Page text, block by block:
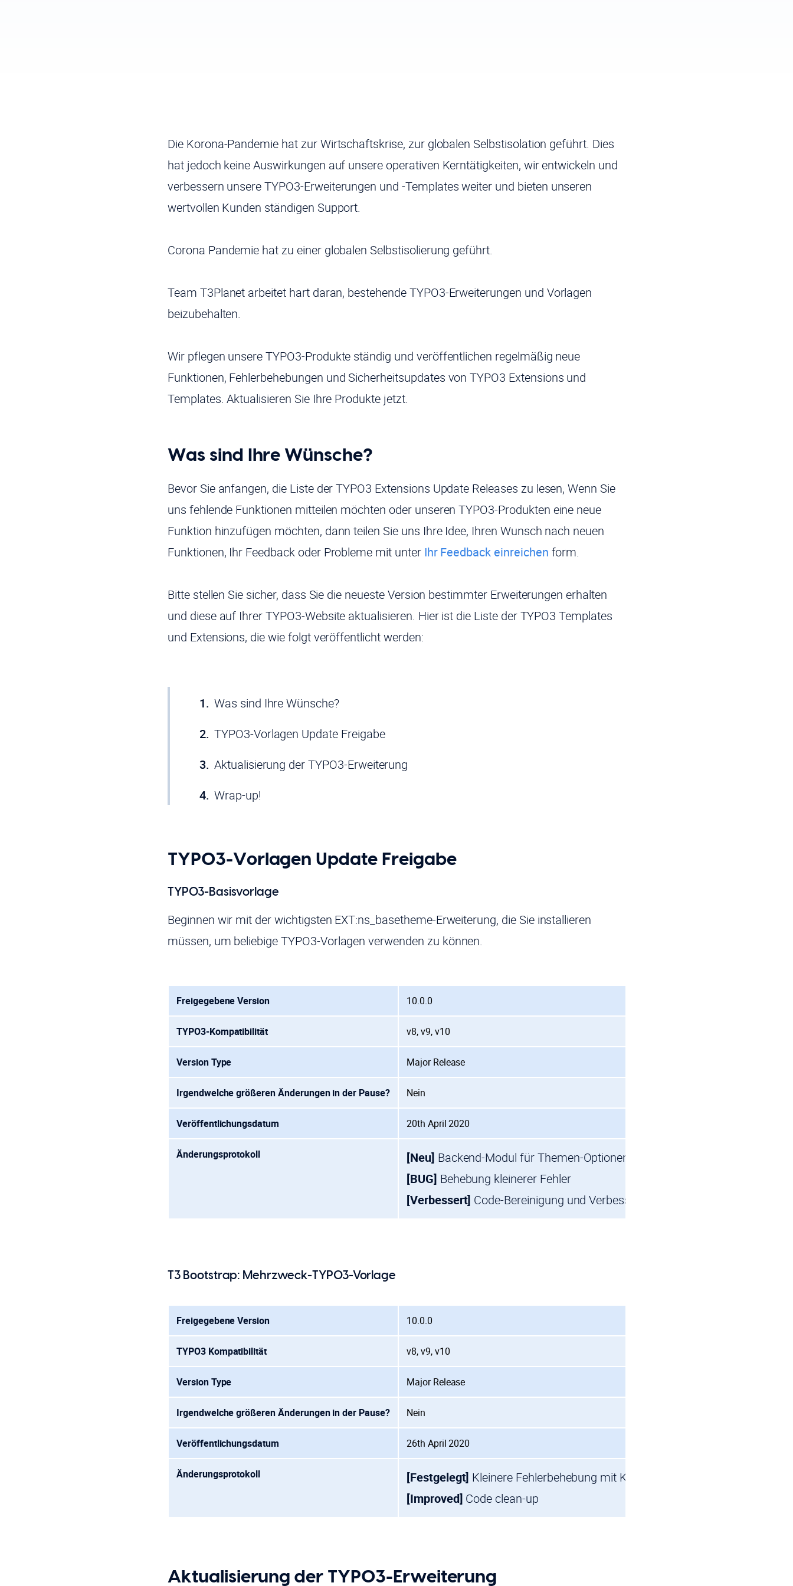
Die Korona-Pandemie hat zur Wirtschaftskrise, zur globalen Selbstisolation geführt. Dies
hat jedoch keine Auswirkungen auf unsere operativen Kerntätigkeiten, wir entwickeln und
verbessern unsere TYPO3-Erweiterungen und -Templates weiter und bieten unseren
wertvollen Kunden ständigen Support.
Corona Pandemie hat zu einer globalen Selbstisolierung geführt.
Team T3Planet arbeitet hart daran, bestehende TYPO3-Erweiterungen und Vorlagen
beizubehalten.
Wir pflegen unsere TYPO3-Produkte ständig und veröffentlichen regelmäßig neue
Funktionen, Fehlerbehebungen und Sicherheitsupdates von TYPO3 Extensions und
Templates. Aktualisieren Sie Ihre Produkte jetzt.
Was sind Ihre Wünsche?
Bevor Sie anfangen, die Liste der TYPO3 Extensions Update Releases zu lesen, Wenn Sie
uns fehlende Funktionen mitteilen möchten oder unseren TYPO3-Produkten eine neue
Funktion hinzufügen möchten, dann teilen Sie uns Ihre Idee, Ihren Wunsch nach neuen
Funktionen, Ihr Feedback oder Probleme mit unter Ihr Feedback einreichen form.
Bitte stellen Sie sicher, dass Sie die neueste Version bestimmter Erweiterungen erhalten
und diese auf Ihrer TYPO3-Website aktualisieren. Hier ist die Liste der TYPO3 Templates
und Extensions, die wie folgt veröffentlicht werden:
Was sind Ihre Wünsche?
TYPO3-Vorlagen Update Freigabe
Aktualisierung der TYPO3-Erweiterung
Wrap-up!
TYPO3-Vorlagen Update Freigabe
TYPO3-Basisvorlage
Beginnen wir mit der wichtigsten EXT:ns_basetheme-Erweiterung, die Sie installieren
müssen, um beliebige TYPO3-Vorlagen verwenden zu können.
Freigegebene Version 10.0.0
TYPO3-Kompatibilität v8, v9, v10
Version Type Major Release
Irgendwelche größeren Änderungen in der Pause? Nein
Veröffentlichungsdatum 20th April 2020
Änderungsprotokoll [Neu] Backend-Modul für Themen-Optionen und -Konfiguration
[BUG] Behebung kleinerer Fehler
[Verbessert] Code-Bereinigung und Verbesserung der Qualität des Codes
T3 Bootstrap: Mehrzweck-TYPO3-Vorlage
Freigegebene Version 10.0.0
TYPO3 Kompatibilität v8, v9, v10
Version Type Major Release
Irgendwelche größeren Änderungen in der Pause? Nein
Veröffentlichungsdatum 26th April 2020
Änderungsprotokoll [Festgelegt] Kleinere Fehlerbehebung mit Konflikt von EXT:ns_basetheme
[Improved] Code clean-up
Aktualisierung der TYPO3-Erweiterung